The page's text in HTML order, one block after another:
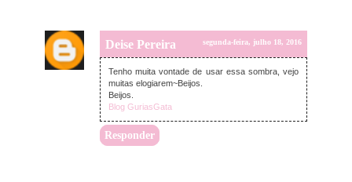
Deise Pereira segunda-feira, julho 18, 2016
Tenho muita vontade de usar essa sombra, vejo
muitas elogiarem~Beijos.
Beijos.
Blog GuriasGata
Responder